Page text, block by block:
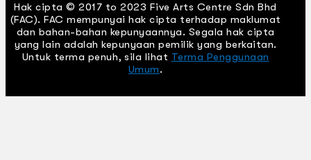
Hak cipta © 2017 to 2023 Five Arts Centre Sdn Bhd
(FAC). FAC mempunyai hak cipta terhadap maklumat
dan bahan-bahan kepunyaannya. Segala hak cipta
yang lain adalah kepunyaan pemilik yang berkaitan.
Untuk terma penuh, sila lihat Terma Penggunaan
Umum.